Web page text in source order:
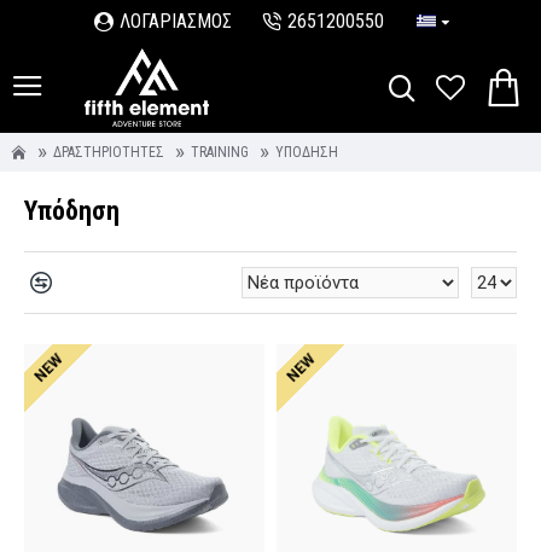
ΛΟΓΑΡΙΑΣΜΟΣ 2651200550
ΔΡΑΣΤΗΡΙΌΤΗΤΕΣ TRAINING ΥΠΌΔΗΣΗ
Υπόδηση
NEW NEW